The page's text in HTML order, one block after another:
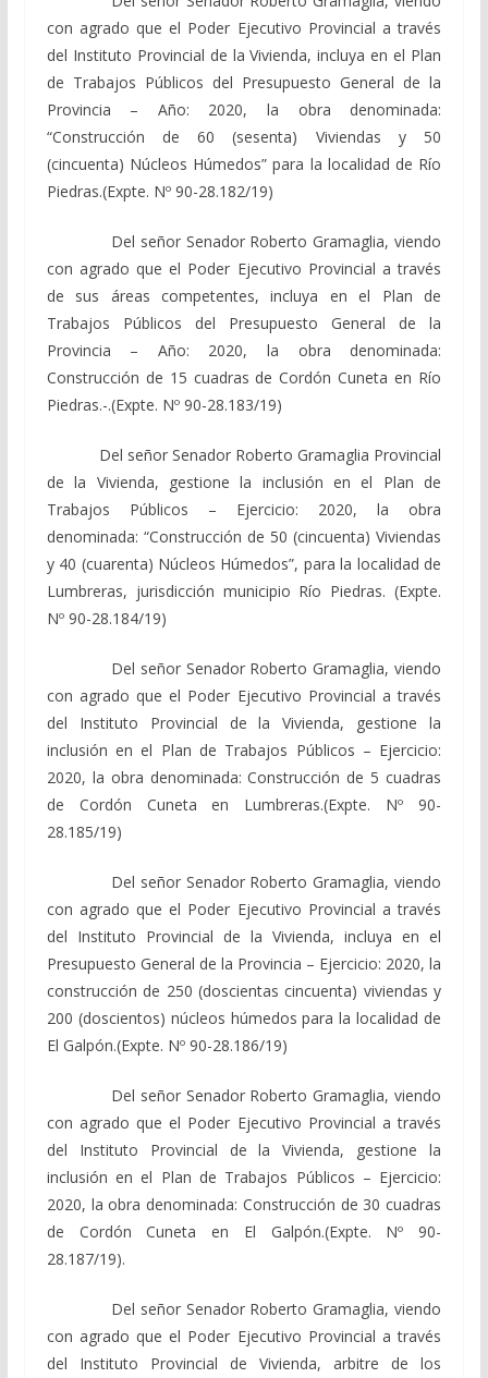
con agrado que el Poder Ejecutivo Provincial a través
del Instituto Provincial de la Vivienda, incluya en el Plan
de Trabajos Públicos del Presupuesto General de la
Provincia – Año: 2020, la obra denominada:
“Construcción de 60 (sesenta) Viviendas y 50
(cincuenta) Núcleos Húmedos” para la localidad de Río
Piedras.(Expte. Nº 90-28.182/19)
Del señor Senador Roberto Gramaglia, viendo
con agrado que el Poder Ejecutivo Provincial a través
de sus áreas competentes, incluya en el Plan de
Trabajos Públicos del Presupuesto General de la
Provincia – Año: 2020, la obra denominada:
Construcción de 15 cuadras de Cordón Cuneta en Río
Piedras.-.(Expte. Nº 90-28.183/19)
Del señor Senador Roberto Gramaglia Provincial
de la Vivienda, gestione la inclusión en el Plan de
Trabajos Públicos – Ejercicio: 2020, la obra
denominada: “Construcción de 50 (cincuenta) Viviendas
y 40 (cuarenta) Núcleos Húmedos”, para la localidad de
Lumbreras, jurisdicción municipio Río Piedras. (Expte.
Nº 90-28.184/19)
Del señor Senador Roberto Gramaglia, viendo
con agrado que el Poder Ejecutivo Provincial a través
del Instituto Provincial de la Vivienda, gestione la
inclusión en el Plan de Trabajos Públicos – Ejercicio:
2020, la obra denominada: Construcción de 5 cuadras
de Cordón Cuneta en Lumbreras.(Expte. Nº 90-
28.185/19)
Del señor Senador Roberto Gramaglia, viendo
con agrado que el Poder Ejecutivo Provincial a través
del Instituto Provincial de la Vivienda, incluya en el
Presupuesto General de la Provincia – Ejercicio: 2020, la
construcción de 250 (doscientas cincuenta) viviendas y
200 (doscientos) núcleos húmedos para la localidad de
El Galpón.(Expte. Nº 90-28.186/19)
Del señor Senador Roberto Gramaglia, viendo
con agrado que el Poder Ejecutivo Provincial a través
del Instituto Provincial de la Vivienda, gestione la
inclusión en el Plan de Trabajos Públicos – Ejercicio:
2020, la obra denominada: Construcción de 30 cuadras
de Cordón Cuneta en El Galpón.(Expte. Nº 90-
28.187/19).
Del señor Senador Roberto Gramaglia, viendo
con agrado que el Poder Ejecutivo Provincial a través
del Instituto Provincial de Vivienda, arbitre de los